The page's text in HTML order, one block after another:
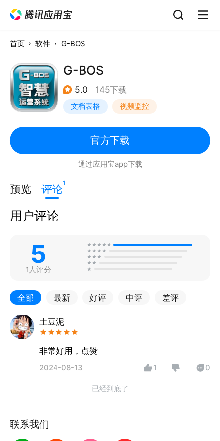
首页 软件 G-BOS
G-BOS
5.0 145下载
文档表格 视频监控
日程管理
官方下载
通过应用宝app下载
预览 评论1
用户评论
5
1人评分
全部 最新 好评 中评 差评
土豆泥
非常好用，点赞
2024-08-13 1 0
已经到底了
联系我们